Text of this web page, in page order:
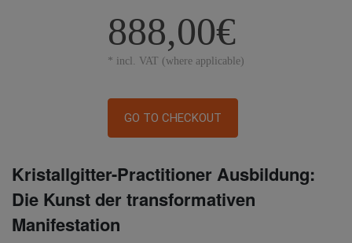
888,00€
* incl. VAT (where applicable)
GO TO CHECKOUT
Kristallgitter-Practitioner Ausbildung:
Die Kunst der transformativen
Manifestation